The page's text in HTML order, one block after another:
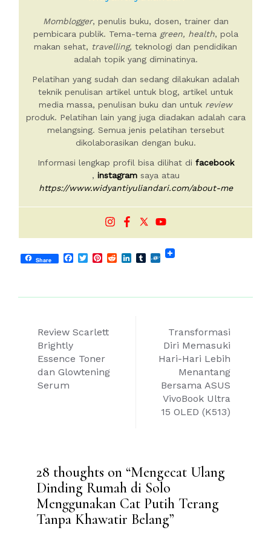
Momblogger, penulis buku, dosen, trainer dan
pembicara publik. Tema-tema green, health, pola
makan sehat, travelling, teknologi dan pendidikan
adalah topik yang diminatinya.
Pelatihan yang sudah dan sedang dilakukan adalah
teknik penulisan artikel untuk blog, artikel untuk
media massa, penulisan buku dan untuk review
produk. Pelatihan lain yang juga diadakan adalah cara
melangsing. Semua jenis pelatihan tersebut
dikolaborasikan dengan buku.
Informasi lengkap profil bisa dilihat di facebook
, instagramsaya atau
https://www.widyantiyuliandari.com/about-me
Share Facebook
TwitterPinterest
RedditLinkedIn
Tumblr
Folkd
Post
navigation
Review Scarlett
Brightly
Essence Toner
dan Glowtening
Serum
Transformasi
Diri Memasuki
Hari-Hari Lebih
Menantang
Bersama ASUS
VivoBook Ultra
15 OLED (K513)
28 thoughts on “Mengecat Ulang
Dinding Rumah di Solo
Menggunakan Cat Putih Terang
Tanpa Khawatir Belang”